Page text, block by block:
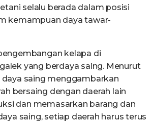
selalu berada dalam posisi
kemampuan daya tawar-
kelapa di
yang berdaya saing. Menurut
daya saing menggambarkan
bersaing dengan daerah lain
dan memasarkan barang dan
saing, setiap daerah harus terus